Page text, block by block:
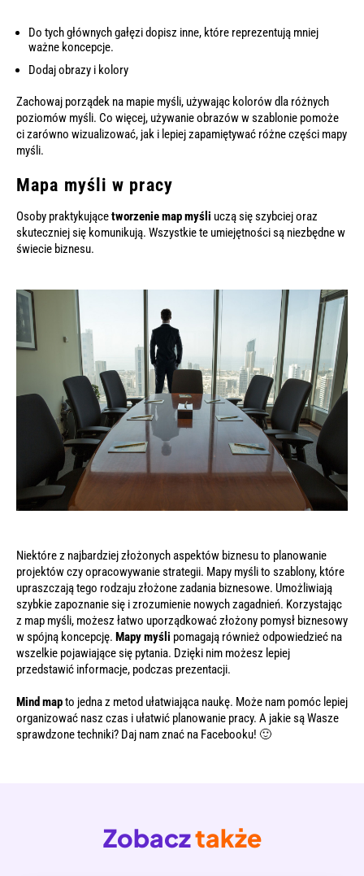
Do tych głównych gałęzi dopisz inne, które reprezentują mniej
ważne koncepcje.
Dodaj obrazy i kolory
Zachowaj porządek na mapie myśli, używając kolorów dla różnych
poziomów myśli. Co więcej, używanie obrazów w szablonie pomoże
ci zarówno wizualizować, jak i lepiej zapamiętywać różne części mapy
myśli.
Mapa myśli w pracy
Osoby praktykującetworzenie map myśli uczą się szybciej oraz
skuteczniej się komunikują. Wszystkie te umiejętności są niezbędne w
świecie biznesu.
Niektóre z najbardziej złożonych aspektów biznesu to planowanie
projektów czy opracowywanie strategii. Mapy myśli to szablony, które
upraszczają tego rodzaju złożone zadania biznesowe. Umożliwiają
szybkie zapoznanie się i zrozumienie nowych zagadnień. Korzystając
z map myśli, możesz łatwo uporządkować złożony pomysł biznesowy
w spójną koncepcję. Mapy myśli pomagają również odpowiedzieć na
wszelkie pojawiające się pytania. Dzięki nim możesz lepiej
przedstawić informacje, podczas prezentacji.
Mind mapto jedna z metod ułatwiająca naukę. Może nam pomóc lepiej
organizować nasz czas i ułatwić planowanie pracy. A jakie są Wasze
sprawdzone techniki? Daj nam znać na Facebooku! 🙂
Zobacztakże